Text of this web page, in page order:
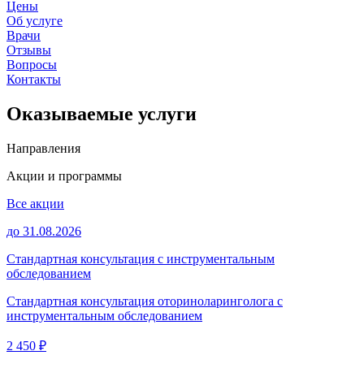
Цены
Об услуге
Врачи
Отзывы
Вопросы
Контакты
Оказываемые услуги
Направления
Акции и программы
Все акции
до 31.08.2026
Стандартная консультация с инструментальным
обследованием
Стандартная консультация оториноларинголога с
инструментальным обследованием
2 450 ₽